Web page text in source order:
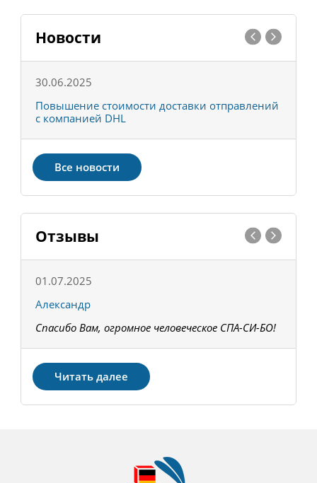
Новости
30.06.2025
Повышение стоимости доставки отправлений
с компанией DHL
Все новости
Отзывы
01.07.2025
Александр
Спасибо Вам, огромное человеческое СПА-СИ-БО!
Читать далее